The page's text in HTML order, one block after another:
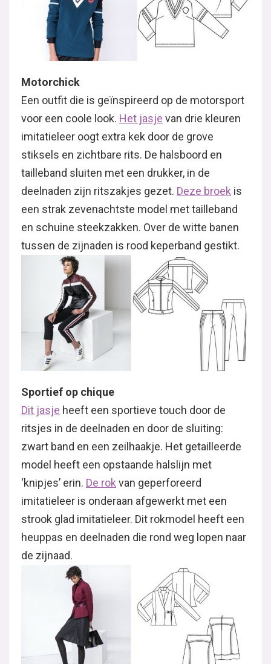
Motorchick
Een outfit die is geïnspireerd op de motorsport
voor een coole look. Het jasje van drie kleuren
imitatieleer oogt extra kek door de grove
stiksels en zichtbare rits. De halsboord en
tailleband sluiten met een drukker, in de
deelnaden zijn ritszakjes gezet. Deze broek is
een strak zevenachtste model met tailleband
en schuine steekzakken. Over de witte banen
tussen de zijnaden is rood keperband gestikt.
Sportief op chique
Dit jasje heeft een sportieve touch door de
ritsjes in de deelnaden en door de sluiting:
zwart band en een zeilhaakje. Het getailleerde
model heeft een opstaande halslijn met
‘knipjes’ erin. De rok van geperforeerd
imitatieleer is onderaan afgewerkt met een
strook glad imitatieleer. Dit rokmodel heeft een
heuppas en deelnaden die rond weg lopen naar
de zijnaad.